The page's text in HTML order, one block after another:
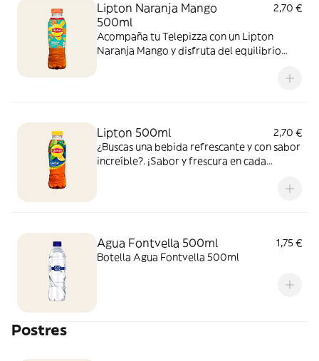
Lipton Naranja Mango
500ml
2,70 €
Acompaña tu Telepizza con un Lipton
Naranja Mango y disfruta del equilibrio
Lipton 500ml
2,70 €
¿Buscas una bebida refrescante y con sabor
increíble?. ¡Sabor y frescura en cada
Agua Fontvella 500ml
1,75 €
Botella Agua Fontvella 500ml
Postres